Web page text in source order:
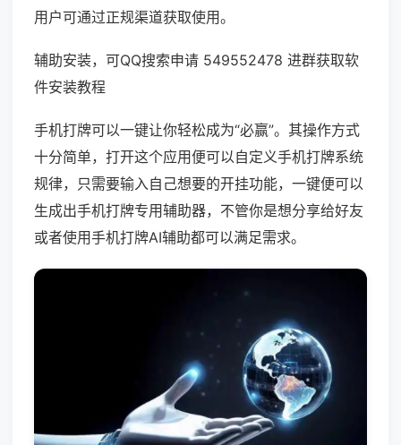
用户可通过正规渠道获取使用。
辅助安装，可QQ搜索申请 549552478 进群获取软
件安装教程
手机打牌可以一键让你轻松成为“必赢”。其操作方式
十分简单，打开这个应用便可以自定义手机打牌系统
规律，只需要输入自己想要的开挂功能，一键便可以
生成出手机打牌专用辅助器，不管你是想分享给好友
或者使用手机打牌AI辅助都可以满足需求。